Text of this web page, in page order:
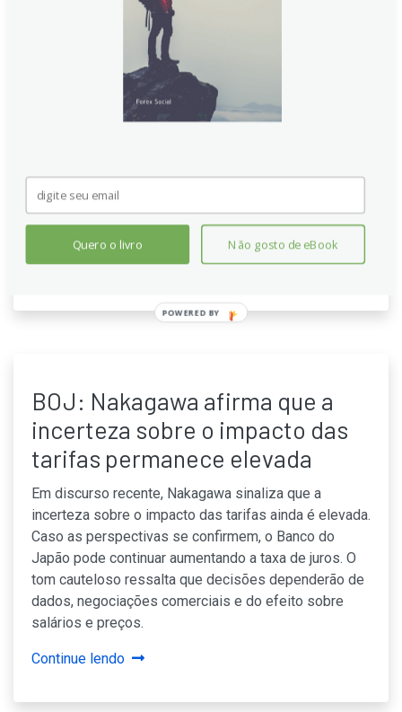
Recap: Nakagawa do BOJ alerta
sobre riscos de tarifas; Tankan
é essencial para o cenário
Em meio a incertezas sobre tarifas dos EUA,
Nakagawa destacou que o Tankan será decisivo para
novo aperto monetário neste ano, após a atualização
da inflação em julho, mantendo foco na análise de
dados e sinais de ajustes.
Continue lendo
BOJ: Nakagawa afirma que a
incerteza sobre o impacto das
tarifas permanece elevada
Em discurso recente, Nakagawa sinaliza que a
incerteza sobre o impacto das tarifas ainda é elevada.
Caso as perspectivas se confirmem, o Banco do
Japão pode continuar aumentando a taxa de juros. O
tom cauteloso ressalta que decisões dependerão de
dados, negociações comerciais e do efeito sobre
salários e preços.
Continue lendo
Quero o livro Não gosto de eBook
POWERED BY